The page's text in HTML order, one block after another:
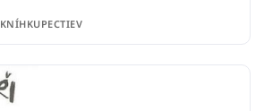
KNÍHKUPECTIEV